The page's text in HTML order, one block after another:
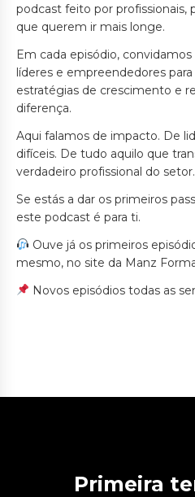
podcast feito por profissionais,
que querem ir mais longe.
Em cada episódio,
líderes e empreendedores
estratégias de crescimento e
diferença.
Aqui falamos de impacto. De
difíceis. De tudo aquilo que
verdadeiro profissional do setor.
Se estás a dar os primeiros
este podcast é para ti.
Ouve já os primeiros
mesmo, no site da Manz
Novos episódios todas as
Primeira